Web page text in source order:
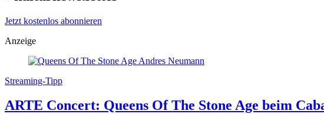
Jetzt kostenlos abonnieren
Anzeige
Streaming-Tipp
ARTE Concert: Queens Of The Stone Age beim